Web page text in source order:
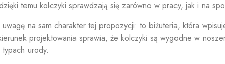
temu kolczyki sprawdzają się zarówno w pracy, jak i na
na sam charakter tej propozycji: to biżuteria, która
projektowania sprawia, że kolczyki są wygodne w
urody.